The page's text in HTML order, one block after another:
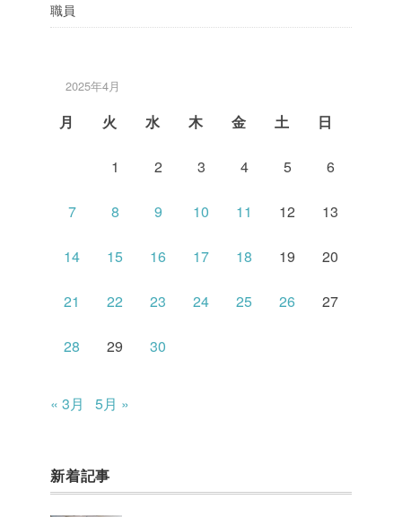
職員
2025年4月
月 火 水 木 金 土 日
1 2 3 4 5 6
7 8 9 10 11 12 13
14 15 16 17 18 19 20
21 22 23 24 25 26 27
28 29 30
« 3月 5月 »
新着記事